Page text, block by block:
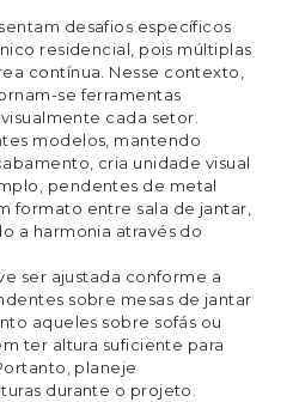
desafios específicos
residencial, pois múltiplas
contínua. Nesse contexto,
se ferramentas
cada setor.
modelos, mantendo
cria unidade visual
pendentes de metal
formato entre sala de jantar,
a harmonia através do
ser ajustada conforme a
sobre mesas de jantar
aqueles sobre sofás ou
ter altura suficiente para
planeje
durante o projeto.